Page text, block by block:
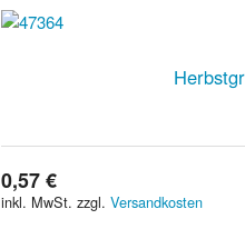
0,57 €
inkl. MwSt. zzgl.Versandkosten